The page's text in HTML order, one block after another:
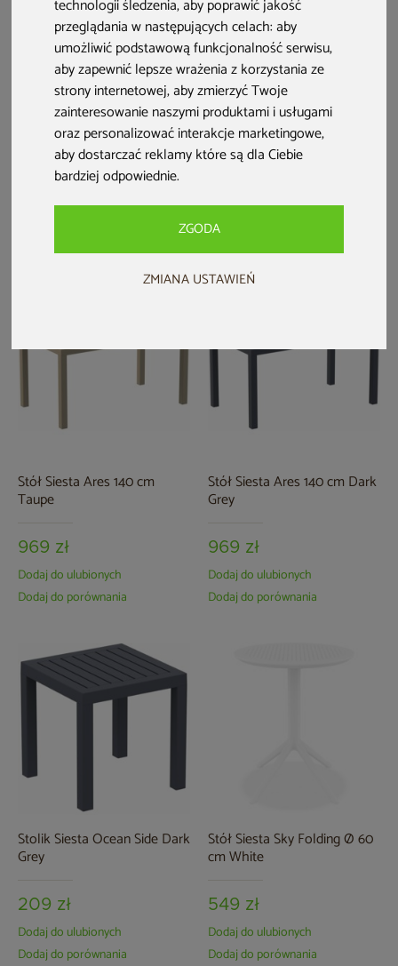
technologii śledzenia, aby poprawić jakość
przeglądania w następujących celach:aby
umożliwić podstawową funkcjonalność serwisu,
aby zapewnić lepsze wrażenia z korzystania ze
strony internetowej,aby zmierzyć Twoje
zainteresowanie naszymi produktami i usługami
oraz personalizować interakcje marketingowe,
aby dostarczać reklamy które są dla Ciebie
bardziej odpowiednie.
ZGODA
ZMIANA USTAWIEŃ
Stół cateringowy składany
122 cm - 2 wysokości
Stół cateringowy składany
180 cm
Dodaj do ulubionych
Stół Siesta Ares 140 cm
Taupe
969 zł
Dodaj do ulubionych
Dodaj do porównania
Stół Siesta Ares 140 cm Dark
Grey
969 zł
Dodaj do ulubionych
Dodaj do porównania
Stolik Siesta Ocean Side Dark
Grey
209 zł
Dodaj do ulubionych
Dodaj do porównania
Stół Siesta Sky Folding Ø 60
cm White
549 zł
Dodaj do ulubionych
Dodaj do porównania